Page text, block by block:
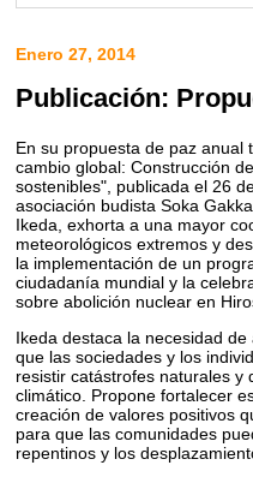
Enero 27, 2014
Publicación:
En su propuesta de paz anual
cambio global: Construcción
sostenibles", publicada el 26
asociación budista Soka
Ikeda, exhorta a una mayor
meteorológicos extremos y
la implementación de un
ciudadanía mundial y la
sobre abolición nuclear en
Ikeda destaca la necesidad
que las sociedades y los
resistir catástrofes naturales y
climático. Propone fortalecer
creación de valores positivos
para que las comunidades
repentinos y los